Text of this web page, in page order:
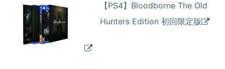
【PS4】Bloodborne The Old
Hunters Edition 初回限定版